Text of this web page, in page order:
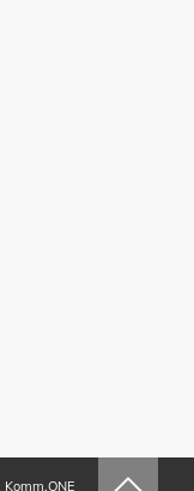
Komm.ONE